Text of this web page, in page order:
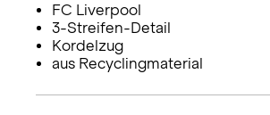
FC Liverpool
3-Streifen-Detail
Kordelzug
aus Recyclingmaterial